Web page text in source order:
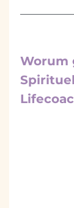
Worum